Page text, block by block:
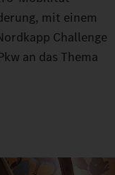
mit einem
Challenge
an das Thema